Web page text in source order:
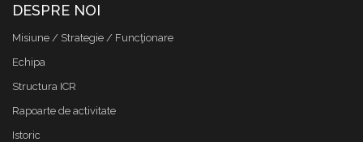
DESPRE NOI
Misiune / Strategie / Funcţionare
Echipa
Structura ICR
Rapoarte de activitate
Istoric